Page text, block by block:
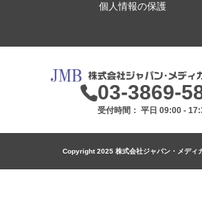
個人情報の保護
03-3869-
受付時間： 平日 09:00 -
Copyright 2025 株式会社ジャパン・メディ